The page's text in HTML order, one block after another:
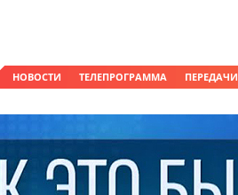
НОВОСТИ ТЕЛЕПРОГРАММА ПЕРЕДАЧИ